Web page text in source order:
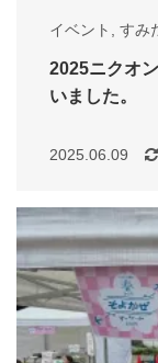
イベント すみ
2025ニクオ
いました。
2025.06.09